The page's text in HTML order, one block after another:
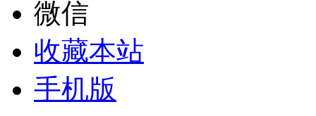
收藏本站
手机版